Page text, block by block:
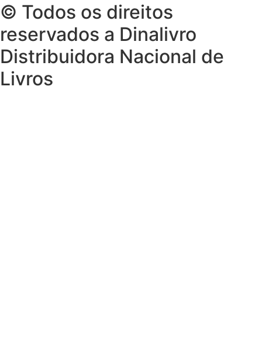
© Todos os direitos
reservados a Dinalivro
Distribuidora Nacional de
Livros